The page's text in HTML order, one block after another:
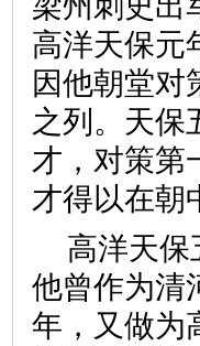
高洋天保元
因他朝堂对
之列。天保
才，对策第
才得以在朝
高洋天保
他曾作为清
年，又做为